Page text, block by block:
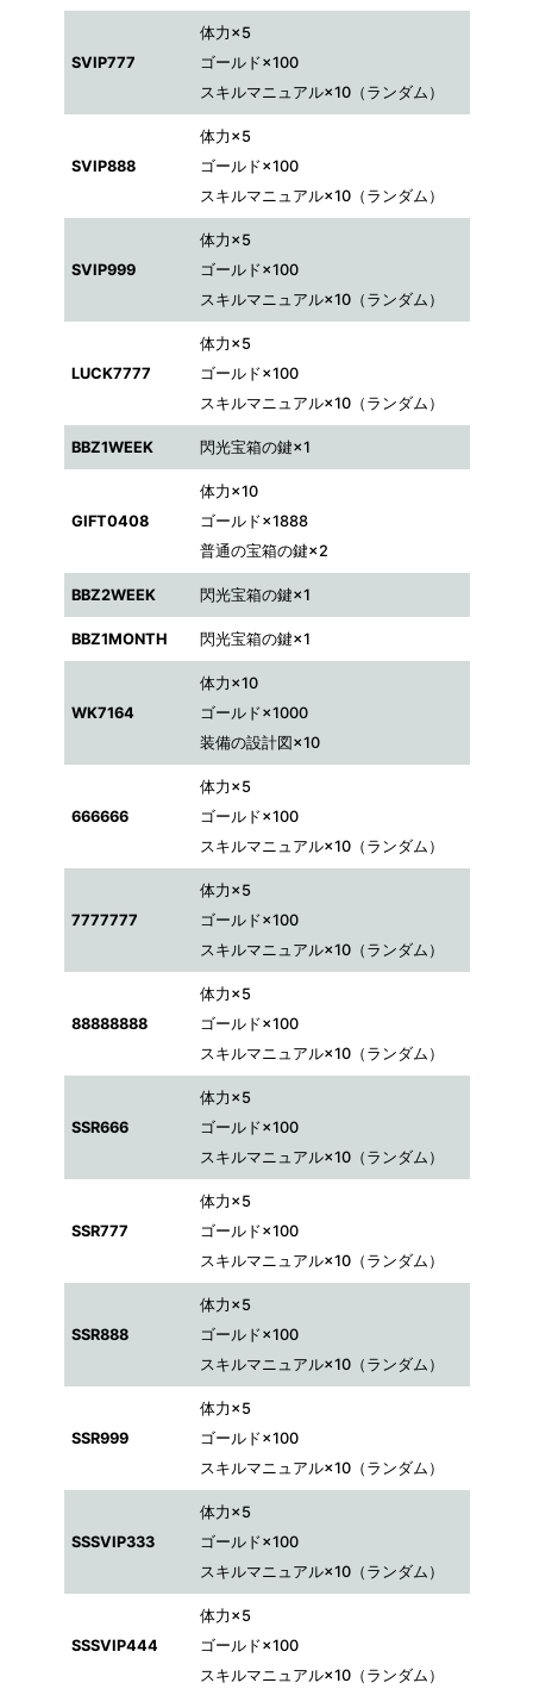
SVIP777
体力×5
ゴールド×100
スキルマニュアル×10（ランダム）
SVIP888
体力×5
ゴールド×100
スキルマニュアル×10（ランダム）
SVIP999
体力×5
ゴールド×100
スキルマニュアル×10（ランダム）
LUCK7777
体力×5
ゴールド×100
スキルマニュアル×10（ランダム）
BBZ1WEEK 閃光宝箱の鍵×1
GIFT0408
体力×10
ゴールド×1888
普通の宝箱の鍵×2
BBZ2WEEK 閃光宝箱の鍵×1
BBZ1MONTH 閃光宝箱の鍵×1
WK7164
体力×10
ゴールド×1000
装備の設計図×10
666666
体力×5
ゴールド×100
スキルマニュアル×10（ランダム）
7777777
体力×5
ゴールド×100
スキルマニュアル×10（ランダム）
88888888
体力×5
ゴールド×100
スキルマニュアル×10（ランダム）
SSR666
体力×5
ゴールド×100
スキルマニュアル×10（ランダム）
SSR777
体力×5
ゴールド×100
スキルマニュアル×10（ランダム）
SSR888
体力×5
ゴールド×100
スキルマニュアル×10（ランダム）
SSR999
体力×5
ゴールド×100
スキルマニュアル×10（ランダム）
SSSVIP333
体力×5
ゴールド×100
スキルマニュアル×10（ランダム）
SSSVIP444
体力×5
ゴールド×100
スキルマニュアル×10（ランダム）